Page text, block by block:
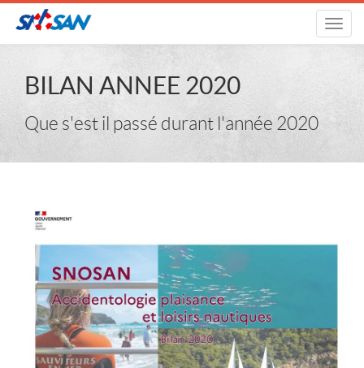
BILAN ANNEE 2020
Que s'est il passé durant l'année 2020